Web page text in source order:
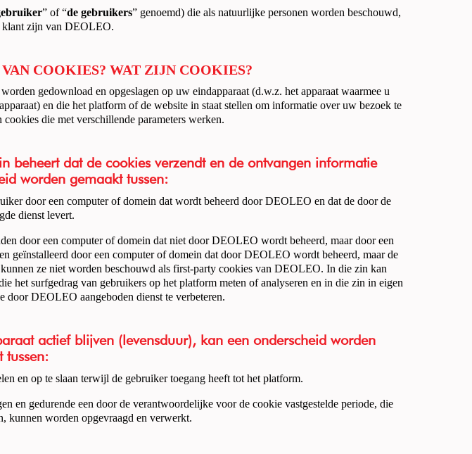
” of “de gebruikers” genoemd) die als natuurlijke personen worden beschouwd,
klant zijn van DEOLEO.
COOKIES? WAT ZIJN COOKIES?
gedownload en opgeslagen op uw eindapparaat (d.w.z. het apparaat waarmee u
en die het platform of de website in staat stellen om informatie over uw bezoek te
die met verschillende parameters werken.
dat de cookies verzendt en de ontvangen informatie
worden gemaakt tussen:
door een computer of domein dat wordt beheerd door DEOLEO en dat de door de
dienst levert.
door een computer of domein dat niet door DEOLEO wordt beheerd, maar door een
geïnstalleerd door een computer of domein dat door DEOLEO wordt beheerd, maar de
ze niet worden beschouwd als first-party cookies van DEOLEO. In die zin kan
het surfgedrag van gebruikers op het platform meten of analyseren en in die zin in eigen
door DEOLEO aangeboden dienst te verbeteren.
actief blijven (levensduur), kan een onderscheid worden
tussen:
en op te slaan terwijl de gebruiker toegang heeft tot het platform.
en gedurende een door de verantwoordelijke voor de cookie vastgestelde periode, die
kunnen worden opgevraagd en verwerkt.